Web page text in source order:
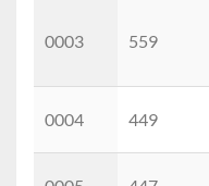
0003 559
0004 449